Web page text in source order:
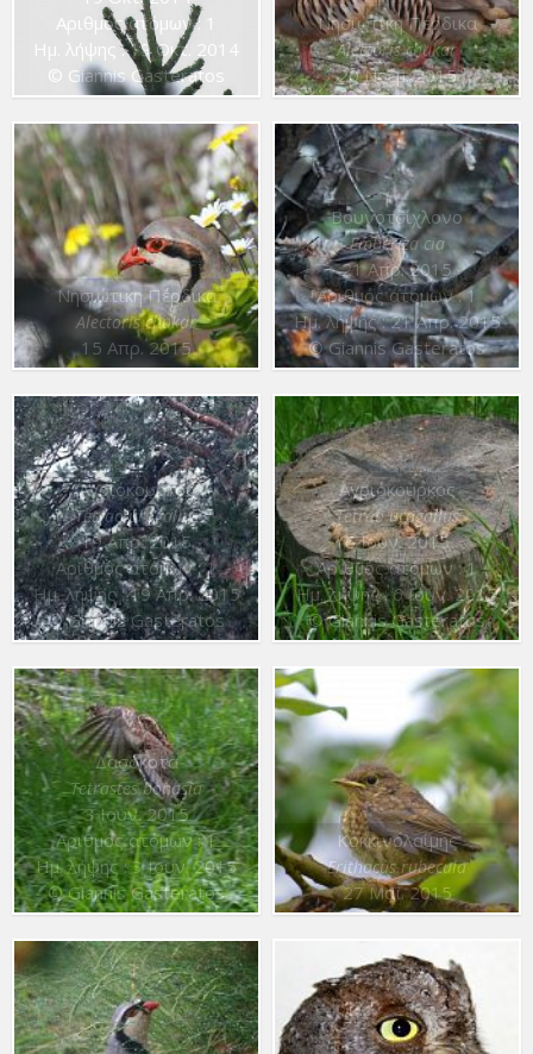
Αριθμός ατόμων : 1
Ημ. λήψης : 19 Οκτ. 2014
© Giannis Gasteratos
Νησιώτικη Πέρδικα
Alectoris chukar
20 Νοεμ. 2015
Νησιώτικη Πέρδικα
Alectoris chukar
15 Απρ. 2015
Βουνοτσίχλονο
Emberiza cia
21 Απρ. 2015
Αριθμός ατόμων : 1
Ημ. λήψης : 21 Απρ. 2015
© Giannis Gasteratos
Αγριόκουρκος
Tetrao urogallus
19 Απρ. 2015
Αριθμός ατόμων : 1
Ημ. λήψης : 19 Απρ. 2015
© Giannis Gasteratos
Αγριόκουρκος
Tetrao urogallus
6 Ιουν. 2015
Αριθμός ατόμων : 1
Ημ. λήψης : 6 Ιουν. 2015
© Giannis Gasteratos
Δασόκοτα
Tetrastes bonasia
3 Ιουν. 2015
Αριθμός ατόμων : 1
Ημ. λήψης : 3 Ιουν. 2015
© Giannis Gasteratos
Κοκκινολαίμης
Erithacus rubecula
27 Μαΐ. 2015